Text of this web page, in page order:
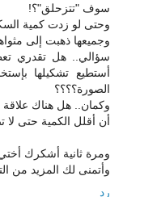
سوف "تتزحلق"؟!
وحتى لو زدت كمية
وجميعها ذهبت إلى
سؤالي.. هل تقدري
أستطيع تشكيلها
الصورة؟؟؟؟
وكمان.. هل هناك علاقة
أن أقلل الكمية حتى لا
ومرة ثانية أشكرك
وأتمنى لك المزيد من
رد